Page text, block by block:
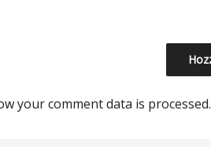
your comment data is processed.